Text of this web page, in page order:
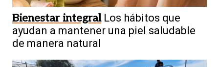
Bienestar integral Los hábitos que
ayudan a mantener una piel saludable
de manera natural